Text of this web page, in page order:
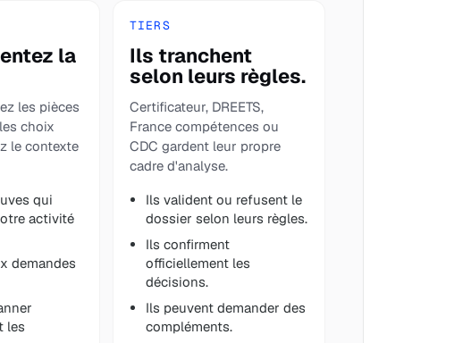
la
les pièces
choix
le contexte
qui
activité
demandes
les
TIERS
Ils tranchent
selon leurs règles.
Certificateur, DREETS,
France compétences ou
CDC gardent leur propre
cadre d'analyse.
Ils valident ou refusent le
dossier selon leurs règles.
Ils confirment
officiellement les
décisions.
Ils peuvent demander des
compléments.